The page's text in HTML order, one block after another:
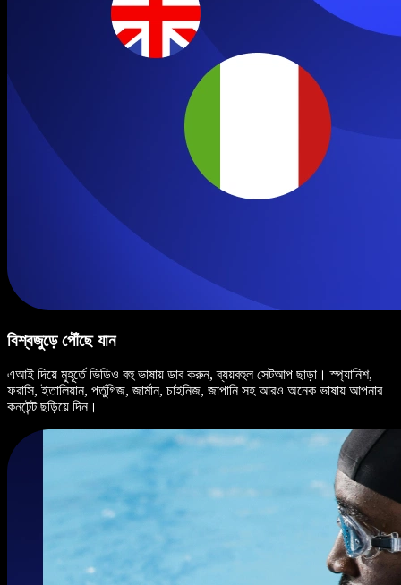
বিশ্বজুড়ে পৌঁছে যান
এআই দিয়ে মুহূর্তে ভিডিও বহু ভাষায় ডাব করুন, ব্যয়বহুল সেটআপ ছাড়া। স্প্যানিশ,
ফরাসি, ইতালিয়ান, পর্তুগিজ, জার্মান, চাইনিজ, জাপানি সহ আরও অনেক ভাষায় আপনার
কনটেন্ট ছড়িয়ে দিন।